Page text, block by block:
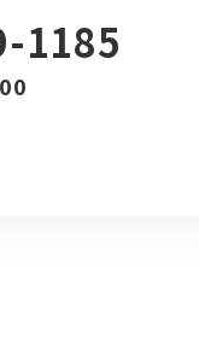
1185